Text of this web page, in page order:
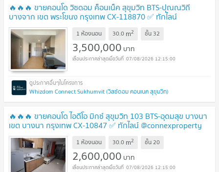
🔥🔥🔥 ขายคอนโด วิซดอม ค็อนเน็ค สุขุมวิท BTS-ปุณณวิถี
บางจาก เขต พระโขนง กรุงเทพ CX-118870 ✅ ทักไลน์
@connexproperty ตอบทันที ทีมงานมืออาชีพ ✅ 🔥🔥🔥
1 ห้องนอน 30.0 m2 ชั้น 32
3,500,000 บาท
07/08/2026 12:15:00
Whizdom Connect Sukhumvit (วิสซ์ดอม คอนเนค สุขุมวิท)
🔥🔥🔥 ขายคอนโด ไอดีโอ มิกซ์ สุขุมวิท 103 BTS-อุดมสุข บางนา
เขต บางนา กรุงเทพ CX-10847 ✅ ทักไลน์ @connexproperty
ตอบทันที ทีมงานมืออาชีพ ✅ 🔥🔥🔥
1 ห้องนอน 30.0 m2 ชั้น20
2,600,000 บาท
07/08/2026 12:15:00